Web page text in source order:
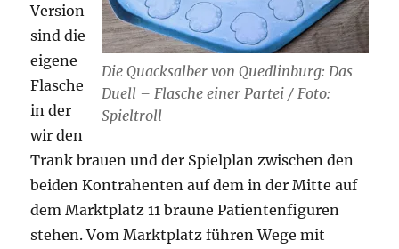
Die Quacksalber von Quedlinburg: Das
Duell – Flasche einer Partei / Foto:
Spieltroll
Version
sind die
eigene
Flasche
in der
wir den
Trank brauen und der Spielplan zwischen den
beiden Kontrahenten auf dem in der Mitte auf
dem Marktplatz 11 braune Patientenfiguren
stehen. Vom Marktplatz führen Wege mit